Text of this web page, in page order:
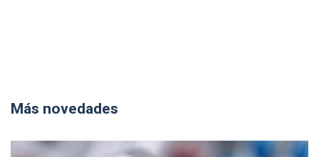
Más novedades